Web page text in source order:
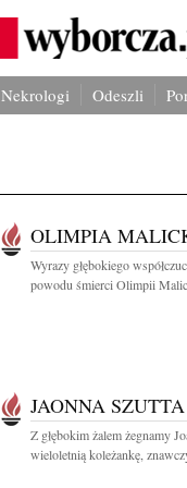
Nekrologi Odeszli
OLIMPIA
Wyrazy głębokiego
powodu śmierci Olimpii
JAONNA SZUTTA
Z głębokim żalem żegnamy
wieloletnią koleżankę,